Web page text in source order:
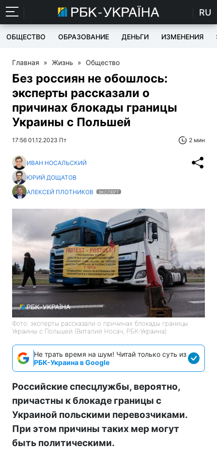
RU
ОБЩЕСТВО ОБРАЗОВАНИЕ ДЕНЬГИ ИЗМЕНЕНИЯ
Главная » Жизнь » Общество
Без россиян не обошлось:
эксперты рассказали о
причинах блокады границы
Украины с Польшей
17:56 01.12.2023 Пт 2 мин
ИВАН НОСАЛЬСКИЙ
ЮРИЙ ДОЩАТОВ
АЛЕКСЕЙ ПЛОТНИКОВ
ЭКСПЕРТ
Фото: эксперты рассказали о причинах блокады границы
Украины с Польшей (Виталий Носач, РБК-Украина)
Не трать время на шум! Читай только суть из
РБК-Украина в Google
Российские спесцлужбы, вероятно,
причастны к блокаде границы с
Украиной польскими перевозчиками.
При этом причины таких мер могут
быть политическими.